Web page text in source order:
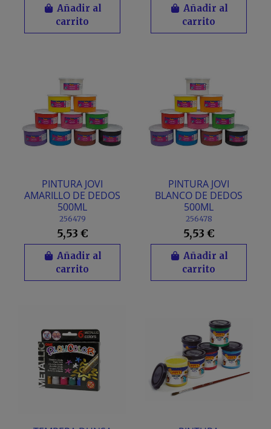
Añadir al
carrito
Añadir al
carrito
PINTURA JOVI
AMARILLO DE DEDOS
500ML
256479
5,53 €
Añadir al
carrito
PINTURA JOVI
BLANCO DE DEDOS
500ML
256478
5,53 €
Añadir al
carrito